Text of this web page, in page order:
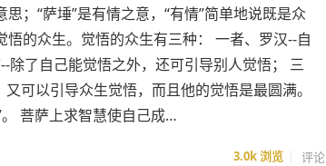
思；“萨埵”是有情之意，“有情”简单地说既是众
悟的众生。觉悟的众生有三种： 一者、罗汉--自
除了自己能觉悟之外，还可引导别人觉悟； 三
可以引导众生觉悟，而且他的觉悟是最圆满。
菩萨上求智慧使自己成…
3.0k浏览 评论